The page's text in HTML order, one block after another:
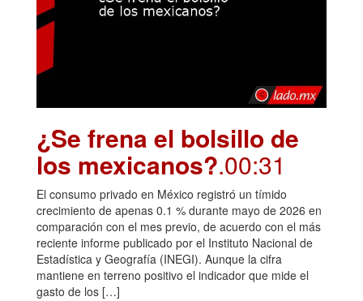
¿Se frena el bolsillo de
los mexicanos?.00:31
El consumo privado en México registró un tímido
crecimiento de apenas 0.1 % durante mayo de 2026 en
comparación con el mes previo, de acuerdo con el más
reciente informe publicado por el Instituto Nacional de
Estadística y Geografía (INEGI). Aunque la cifra
mantiene en terreno positivo el indicador que mide el
gasto de los […]